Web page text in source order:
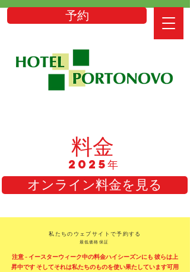
予約
料金
2025年
オンライン料金を見る
私たちのウェブサイトで予約する
最低価格保証
注意 - イースターウィーク中の料金ハイシーズンにも 彼らは上
昇中ですそしてそれは私たちのものを使い果たしています可用